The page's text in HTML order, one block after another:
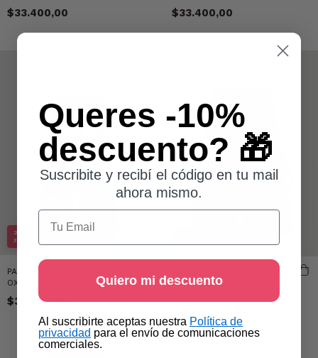
$33.400,00 $33.400,00
2X1 EN TODA LA TIENDA
30% OFF LLEVANDO 1 UNIDAD
PANTALON FRIZADO
OXFORD
$35.200,00
Queres -10%
descuento? 🎁
Suscribite y recibí el código en tu mail
ahora mismo.
Email
Quiero mi descuento
​Al suscribirte aceptas nuestra Política de
privacidad​ para el envío de comunicaciones
comerciales.